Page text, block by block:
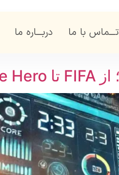
تـــماس با ما دربـــاره ما